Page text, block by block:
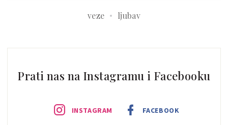
veze ljubav
Prati nas na Instagramu i Facebooku
INSTAGRAM FACEBOOK